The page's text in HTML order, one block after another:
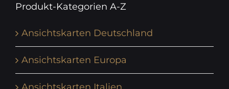
Produkt-Kategorien A-Z
Ansichtskarten Deutschland
Ansichtskarten Europa